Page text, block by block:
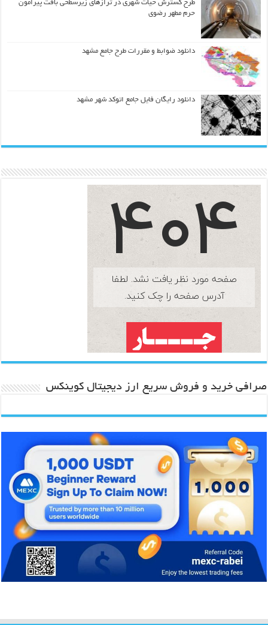
طرح گسترش حیات شهري در ترازهاي زیرسطحی بافت پیرامون
حرم مطهر رضوي
دانلود ضوابط و مقررات طرح جامع مشهد
دانلود رایگان فایل جامع اتوکد شهر مشهد
صرافی خرید و فروش سریع ارز دیجیتال کوینکس